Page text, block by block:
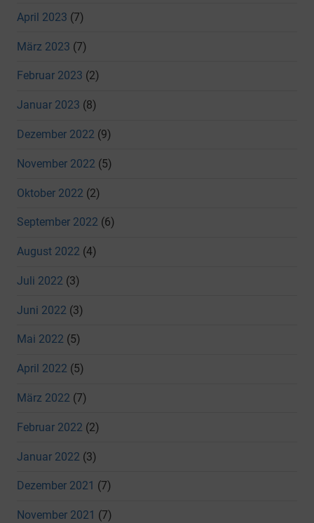
April 2023 (7)
März 2023 (7)
Februar 2023 (2)
Januar 2023 (8)
Dezember 2022 (9)
November 2022 (5)
Oktober 2022 (2)
September 2022 (6)
August 2022 (4)
Juli 2022 (3)
Juni 2022 (3)
Mai 2022 (5)
April 2022 (5)
März 2022 (7)
Februar 2022 (2)
Januar 2022 (3)
Dezember 2021 (7)
November 2021 (7)